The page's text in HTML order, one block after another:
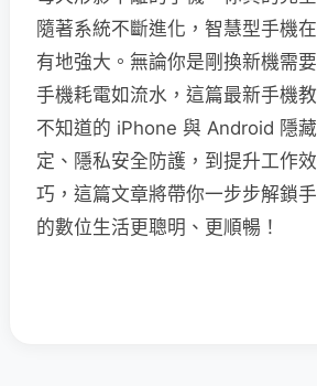
隨著系統不斷進化，智慧型手機
有地強大。無論你是剛換新機需
手機耗電如流水，這篇最新手機
不知道的 iPhone 與 Android 隱
定、隱私安全防護，到提升工作
巧，這篇文章將帶你一步步解鎖
的數位生活更聰明、更順暢！